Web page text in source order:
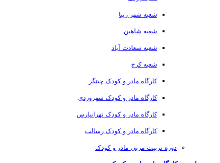
شعبه شهر زیبا
شعبه شاهین
شعبه سعادت آباد
شعبه کرج
کارگاه مادر و کودک چیتگر
کارگاه مادر و کودک سهروردی
کارگاه مادر و کودک تهرانپارس
کارگاه مادر و کودک رسالت
دوره تربیت مربی مادر و کودک